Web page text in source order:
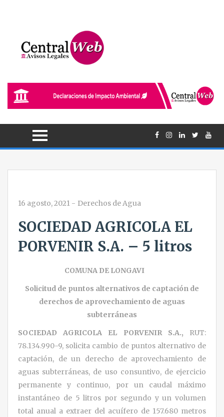
16 agosto, 2021 - Derechos de Agua
SOCIEDAD AGRICOLA EL
PORVENIR S.A. – 5 litros
COMUNA DE LONGAVI
Solicitud de puntos alternativos de captación de
derechos de aprovechamiento de aguas
subterráneas
SOCIEDAD AGRICOLA EL PORVENIR S.A., RUT:
78.134.990-9, solicita cambio de puntos alternativo de
captación, de un derecho de aprovechamiento de
aguas subterráneas, de uso consuntivo, de ejercicio
permanente y continuo, por un caudal máximo
instantáneo de 5 litros por segundo y un volumen
total anual a extraer del acuífero de 157.680 metros